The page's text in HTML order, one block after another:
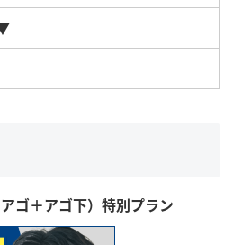
ゴ＋アゴ下）特別プラン